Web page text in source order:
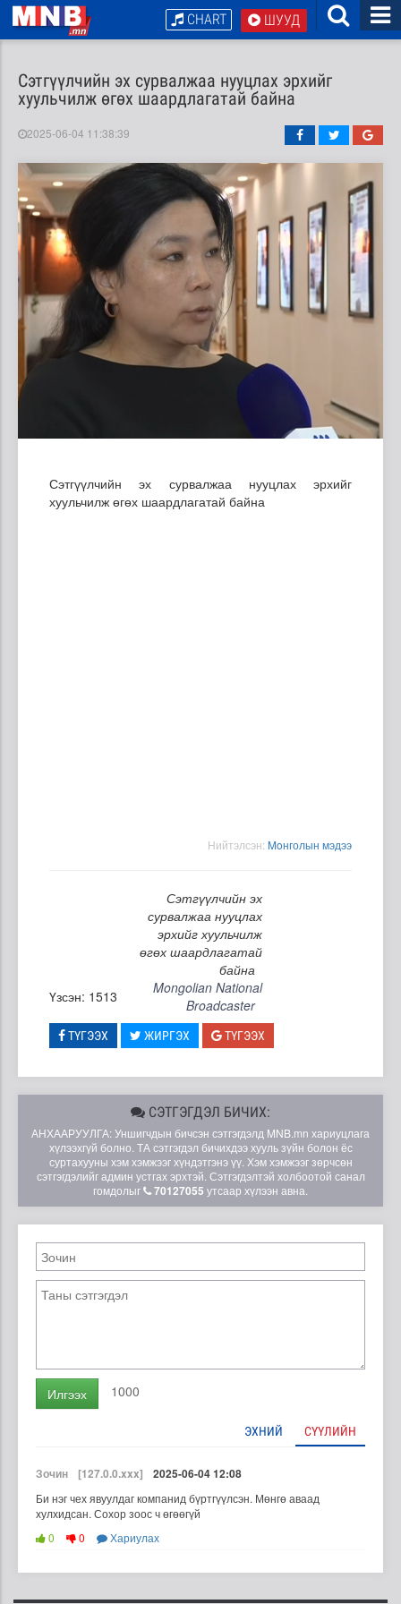
ШУУД
CHART
Сэтгүүлчийн эх сурвалжаа нууцлах эрхийг
хуульчилж өгөх шаардлагатай байна
2025-06-04 11:38:39
Сэтгүүлчийн эх сурвалжаа нууцлах эрхийг
хуульчилж өгөх шаардлагатай байна
Нийтэлсэн: Moнголын мэдээ
Сэтгүүлчийн эх
сурвалжаа нууцлах
эрхийг хуульчилж
өгөх шаардлагатай
байна
Үзсэн: 1513
Mongolian National
Broadcaster
ТҮГЭЭХ ЖИРГЭХ ТҮГЭЭХ
СЭТГЭГДЭЛ БИЧИХ:
АНХААРУУЛГА: Уншигчдын бичсэн сэтгэгдэлд MNB.mn хариуцлага
хүлээхгүй болно. ТА сэтгэгдэл бичихдээ хууль зүйн болон ёс
суртахууны хэм хэмжээг хүндэтгэнэ үү. Хэм хэмжээг зөрчсөн
сэтгэгдэлийг админ устгах эрхтэй. Сэтгэгдэлтэй холбоотой санал
гомдолыг
70127055 утсаар хүлээн авна.
Илгээх 1000
ЭХНИЙ СҮҮЛИЙН
Зочин [127.0.0.xxx] 2025-06-04 12:08
Би нэг чех явуулдаг компанид бүртгүүлсэн. Мөнгө аваад
хулхидсан. Сохор зоос ч өгөөгүй
0
0 Хариулах